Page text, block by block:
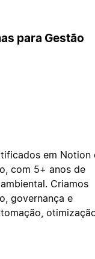
para Gestão
em Notion
com 5+ anos de
Criamos
governança e